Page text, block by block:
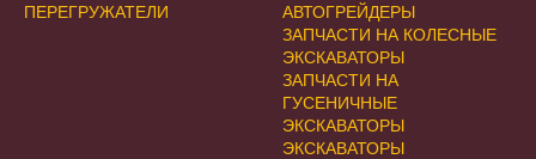
ПЕРЕГРУЖАТЕЛИ
АВТОГРЕЙДЕРЫ
ЗАПЧАСТИ НА КОЛЕСНЫЕ
ЭКСКАВАТОРЫ
ЗАПЧАСТИ НА
ГУСЕНИЧНЫЕ
ЭКСКАВАТОРЫ
ЭКСКАВАТОРЫ